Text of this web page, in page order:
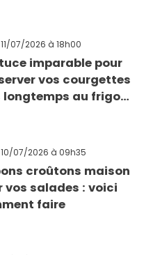
11/07/2026 à 18h00
imparable pour
vos courgettes
longtemps au frigo
10/07/2026 à 09h35
croûtons maison
vos salades : voici
faire